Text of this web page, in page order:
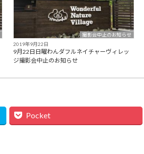
撮影会中止のお知らせ
2019年9月22日
9月22日日曜わんダフルネイチャーヴィレッ
ジ撮影会中止のお知らせ
Pocket